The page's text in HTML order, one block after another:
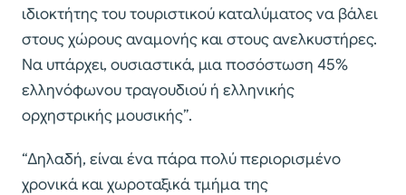
ιδιοκτήτης του τουριστικού καταλύματος να βάλει
στους χώρους αναμονής και στους ανελκυστήρες.
Να υπάρχει, ουσιαστικά, μια ποσόστωση 45%
ελληνόφωνου τραγουδιού ή ελληνικής
ορχηστρικής μουσικής”.
“Δηλαδή, είναι ένα πάρα πολύ περιορισμένο
χρονικά και χωροταξικά τμήμα της